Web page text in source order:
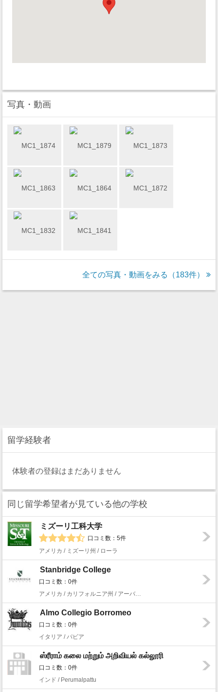
写真・動画
全ての写真・動画をみる（183件）
留学経験者
体験者の登録はまだありません
同じ留学希望者が見ている他の学校
ミズーリ工科大学
口コミ数：5件
アメリカ / ミズーリ州 / ローラ
Stanbridge College
口コミ数：0件
Almo Collegio Borromeo
口コミ数：0件
イタリア / パビア
ஸ்ரீராம் கலை மற்றும் அறிவியல் கல்லூரி
口コミ数：0件
インド / Perumalpattu